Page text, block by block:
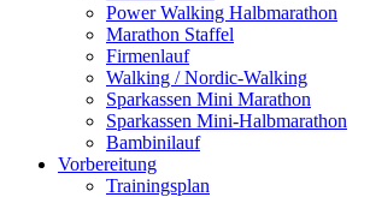
Power Walking Halbmarathon
Marathon Staffel
Firmenlauf
Walking / Nordic-Walking
Sparkassen Mini Marathon
Sparkassen Mini-Halbmarathon
Bambinilauf
Vorbereitung
Trainingsplan